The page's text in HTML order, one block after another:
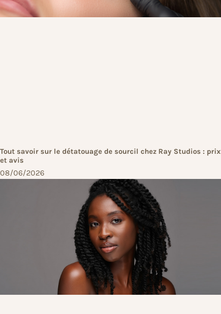
Tout savoir sur le détatouage de sourcil chez Ray Studios : prix
et avis
08/06/2026